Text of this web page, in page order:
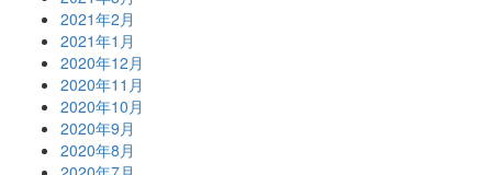
2021年2月
2021年1月
2020年12月
2020年11月
2020年10月
2020年9月
2020年8月